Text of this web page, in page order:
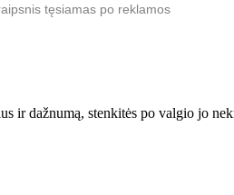
tęsiamas po reklamos
dažnumą, stenkitės po valgio jo